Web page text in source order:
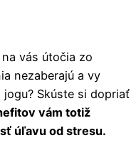
vás útočia zo
nezaberajú a vy
Skúste si dopriať
vám totiž
úľavu od stresu.